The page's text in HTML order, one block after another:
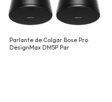
Parlante de Colgar Bose Pro
DesignMax DM5P Par